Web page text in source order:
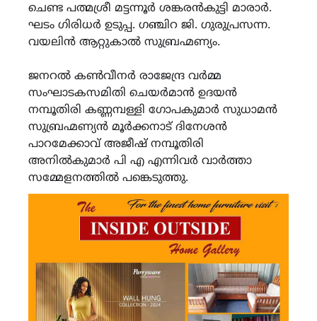
ചെണ്ട പത്മശ്രീ മട്ടന്നൂർ ശങ്കരൻകുട്ടി മാരാർ.
ഘടം ഗിരിധർ ഉടുപ്പ. ഗഞ്ചിറ ജി. ഗുരുപ്രസന്ന.
വയലിൻ ആറ്റുകാൽ സുബ്രഹ്മണ്യം.
ജനറൽ കൺവീനർ രാജേന്ദ്ര വർമ്മ
സംഘാടകസമിതി ചെയർമാൻ ഉദയൻ
നമ്പൂതിരി കണ്ണമ്പള്ളി ഗോപകുമാർ സുധാമൻ
സുബ്രഹ്മണ്യൻ മൂർക്കനാട് ദിനേശൻ
പാറമേക്കാവ് അജീഷ് നമ്പൂതിരി
അനിൽകുമാർ പി എ എന്നിവർ വാർത്താ
സമ്മേളനത്തിൽ പങ്കെടുത്തു.